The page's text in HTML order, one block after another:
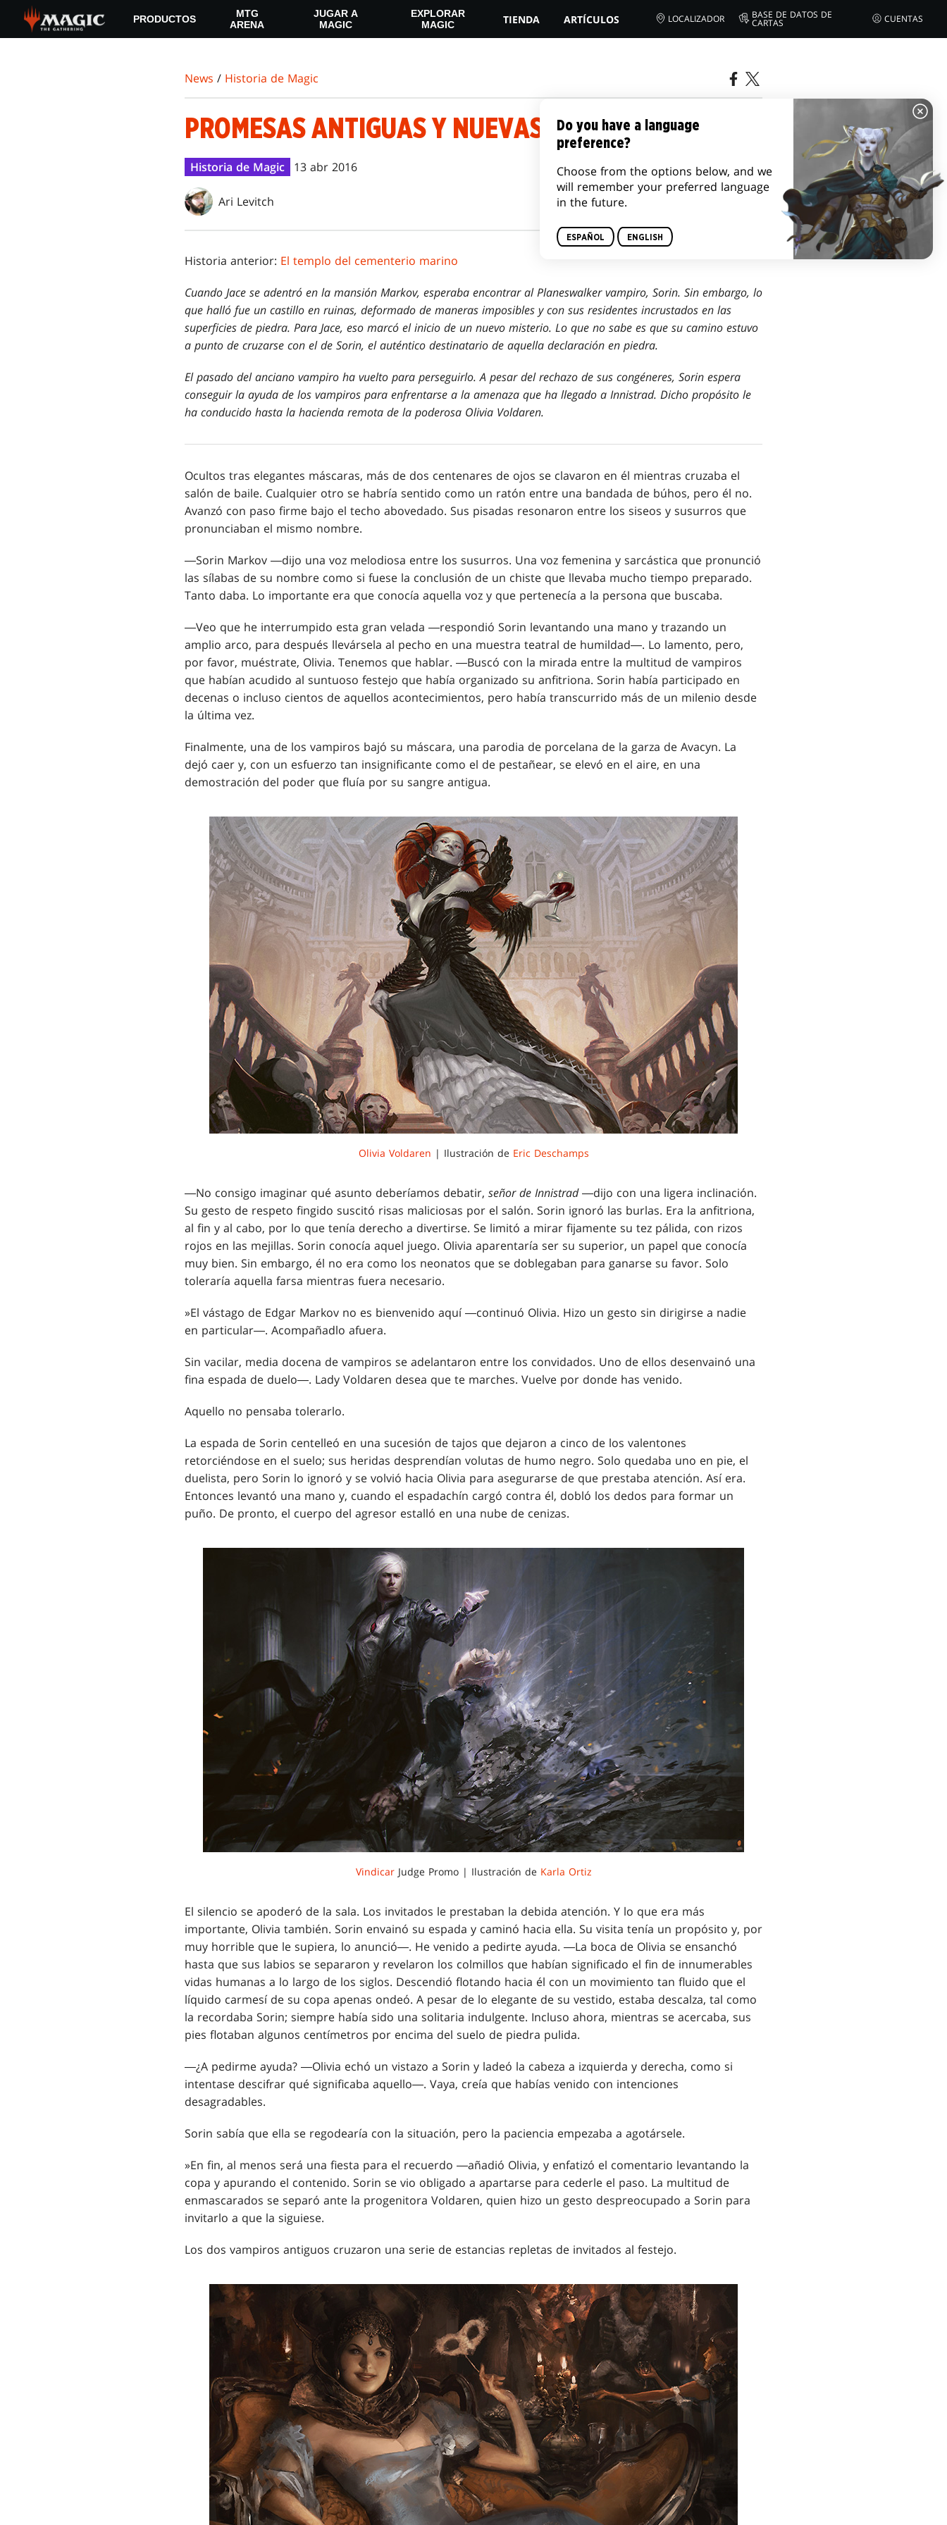
main
PRODUCTOS
MTG
ARENA
JUGAR A
MAGIC
EXPLORAR
MAGIC
TIENDA ARTÍCULOS LOCALIZADOR BASE DE DATOS DE
CARTAS CUENTAS
News / Historia de Magic
PROMESAS ANTIGUAS Y NUEVAS
Historia de Magic 13 abr 2016
Ari Levitch
Historia anterior: El templo del cementerio marino
Cuando Jace se adentró en la mansión Markov, esperaba encontrar al Planeswalker vampiro, Sorin. Sin embargo, lo
que halló fue un castillo en ruinas, deformado de maneras imposibles y con sus residentes incrustados en las
superficies de piedra. Para Jace, eso marcó el inicio de un nuevo misterio. Lo que no sabe es que su camino estuvo
a punto de cruzarse con el de Sorin, el auténtico destinatario de aquella declaración en piedra.
El pasado del anciano vampiro ha vuelto para perseguirlo. A pesar del rechazo de sus congéneres, Sorin espera
conseguir la ayuda de los vampiros para enfrentarse a la amenaza que ha llegado a Innistrad. Dicho propósito le
ha conducido hasta la hacienda remota de la poderosa Olivia Voldaren.
Ocultos tras elegantes máscaras, más de dos centenares de ojos se clavaron en él mientras cruzaba el
salón de baile. Cualquier otro se habría sentido como un ratón entre una bandada de búhos, pero él no.
Avanzó con paso firme bajo el techo abovedado. Sus pisadas resonaron entre los siseos y susurros que
pronunciaban el mismo nombre.
―Sorin Markov ―dijo una voz melodiosa entre los susurros. Una voz femenina y sarcástica que pronunció
las sílabas de su nombre como si fuese la conclusión de un chiste que llevaba mucho tiempo preparado.
Tanto daba. Lo importante era que conocía aquella voz y que pertenecía a la persona que buscaba.
―Veo que he interrumpido esta gran velada ―respondió Sorin levantando una mano y trazando un
amplio arco, para después llevársela al pecho en una muestra teatral de humildad―. Lo lamento, pero,
por favor, muéstrate, Olivia. Tenemos que hablar. ―Buscó con la mirada entre la multitud de vampiros
que habían acudido al suntuoso festejo que había organizado su anfitriona. Sorin había participado en
decenas o incluso cientos de aquellos acontecimientos, pero había transcurrido más de un milenio desde
la última vez.
Finalmente, una de los vampiros bajó su máscara, una parodia de porcelana de la garza de Avacyn. La
dejó caer y, con un esfuerzo tan insignificante como el de pestañear, se elevó en el aire, en una
demostración del poder que fluía por su sangre antigua.
Olivia Voldaren | Ilustración de Eric Deschamps
―No consigo imaginar qué asunto deberíamos debatir, señor de Innistrad―dijo con una ligera inclinación.
Su gesto de respeto fingido suscitó risas maliciosas por el salón. Sorin ignoró las burlas. Era la anfitriona,
al fin y al cabo, por lo que tenía derecho a divertirse. Se limitó a mirar fijamente su tez pálida, con rizos
rojos en las mejillas. Sorin conocía aquel juego. Olivia aparentaría ser su superior, un papel que conocía
muy bien. Sin embargo, él no era como los neonatos que se doblegaban para ganarse su favor. Solo
toleraría aquella farsa mientras fuera necesario.
»El vástago de Edgar Markov no es bienvenido aquí ―continuó Olivia. Hizo un gesto sin dirigirse a nadie
en particular―. Acompañadlo afuera.
Sin vacilar, media docena de vampiros se adelantaron entre los convidados. Uno de ellos desenvainó una
fina espada de duelo―. Lady Voldaren desea que te marches. Vuelve por donde has venido.
Aquello no pensaba tolerarlo.
La espada de Sorin centelleó en una sucesión de tajos que dejaron a cinco de los valentones
retorciéndose en el suelo; sus heridas desprendían volutas de humo negro. Solo quedaba uno en pie, el
duelista, pero Sorin lo ignoró y se volvió hacia Olivia para asegurarse de que prestaba atención. Así era.
Entonces levantó una mano y, cuando el espadachín cargó contra él, dobló los dedos para formar un
puño. De pronto, el cuerpo del agresor estalló en una nube de cenizas.
VindicarJudge Promo | Ilustración de Karla Ortiz
El silencio se apoderó de la sala. Los invitados le prestaban la debida atención. Y lo que era más
importante, Olivia también. Sorin envainó su espada y caminó hacia ella. Su visita tenía un propósito y, por
muy horrible que le supiera, lo anunció―. He venido a pedirte ayuda. ―La boca de Olivia se ensanchó
hasta que sus labios se separaron y revelaron los colmillos que habían significado el fin de innumerables
vidas humanas a lo largo de los siglos. Descendió flotando hacia él con un movimiento tan fluido que el
líquido carmesí de su copa apenas ondeó. A pesar de lo elegante de su vestido, estaba descalza, tal como
la recordaba Sorin; siempre había sido una solitaria indulgente. Incluso ahora, mientras se acercaba, sus
pies flotaban algunos centímetros por encima del suelo de piedra pulida.
―¿A pedirme ayuda? ―Olivia echó un vistazo a Sorin y ladeó la cabeza a izquierda y derecha, como si
intentase descifrar qué significaba aquello―. Vaya, creía que habías venido con intenciones
desagradables.
Sorin sabía que ella se regodearía con la situación, pero la paciencia empezaba a agotársele.
»En fin, al menos será una fiesta para el recuerdo ―añadió Olivia, y enfatizó el comentario levantando la
copa y apurando el contenido. Sorin se vio obligado a apartarse para cederle el paso. La multitud de
enmascarados se separó ante la progenitora Voldaren, quien hizo un gesto despreocupado a Sorin para
invitarlo a que la siguiese.
Los dos vampiros antiguos cruzaron una serie de estancias repletas de invitados al festejo.
Do you have a language
preference?
Choose from the options below, and we
will remember your preferred language
in the future.
ESPAÑOL ENGLISH